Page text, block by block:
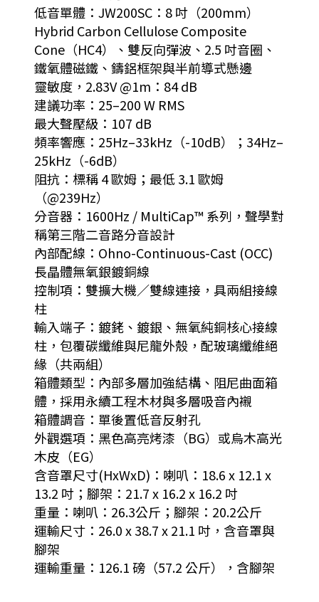
低音單體：JW200SC：8 吋（200mm）
Hybrid Carbon Cellulose Composite
Cone（HC4）、雙反向彈波、2.5 吋音圈、
鐵氧體磁鐵、鑄鋁框架與半前導式懸邊
靈敏度，2.83V @1m：84 dB
建議功率：25–200 W RMS
最大聲壓級：107 dB
頻率響應：25Hz–33kHz（-10dB）；34Hz–
25kHz（-6dB）
阻抗：標稱 4 歐姆；最低 3.1 歐姆
（@239Hz）
分音器：1600Hz / MultiCap™ 系列，聲學對
稱第三階二音路分音設計
內部配線：Ohno-Continuous-Cast (OCC)
長晶體無氧銀鍍銅線
控制項：雙擴大機／雙線連接，具兩組接線
柱
輸入端子：鍍銠、鍍銀、無氧純銅核心接線
柱，包覆碳纖維與尼龍外殼，配玻璃纖維絕
緣（共兩組）
箱體類型：內部多層加強結構、阻尼曲面箱
體，採用永續工程木材與多層吸音內襯
箱體調音：單後置低音反射孔
外觀選項：黑色高亮烤漆（BG）或烏木高光
木皮（EG）
含音罩尺寸(HxWxD)：喇叭：18.6 x 12.1 x
13.2 吋；腳架：21.7 x 16.2 x 16.2 吋
重量：喇叭：26.3公斤；腳架：20.2公斤
運輸尺寸：26.0 x 38.7 x 21.1 吋，含音罩與
腳架
運輸重量：126.1 磅（57.2 公斤），含腳架